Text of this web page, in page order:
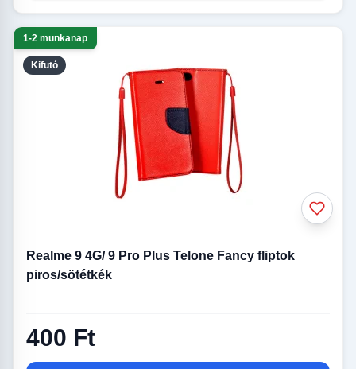
Kifutó
1-2 munkanap
Realme 9 4G/ 9 Pro Plus Telone Fancy fliptok
piros/sötétkék
400 Ft